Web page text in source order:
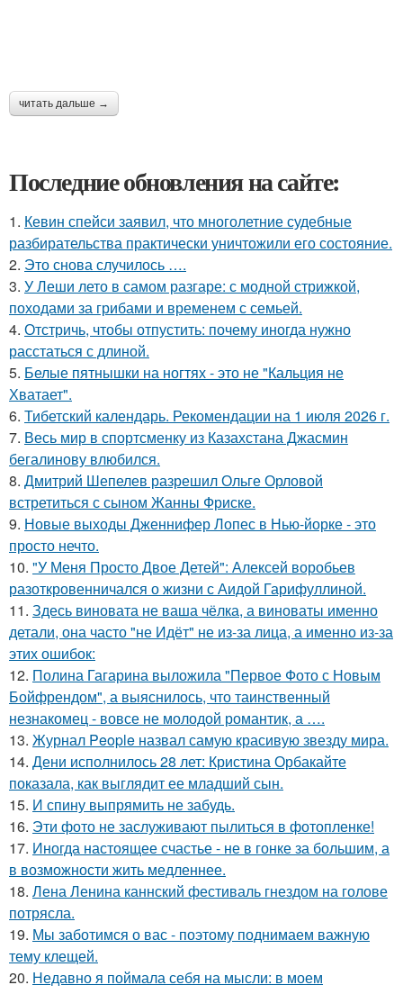
читать дальше →
Последние обновления на сайте:
1. Кевин спейси заявил, что многолетние судебные
разбирательства практически уничтожили его состояние.
2. Это снова случилось ….
3. У Леши лето в самом разгаре: с модной стрижкой,
походами за грибами и временем с семьей.
4. Отстричь, чтобы отпустить: почему иногда нужно
расстаться с длиной.
5. Белые пятнышки на ногтях - это не "Кальция не
Хватает".
6. Тибетский календарь. Рекомендации на 1 июля 2026 г.
7. Весь мир в спортсменку из Казахстана Джасмин
бегалинову влюбился.
8. Дмитрий Шепелев разрешил Ольге Орловой
встретиться с сыном Жанны Фриске.
9. Новые выходы Дженнифер Лопес в Нью-йорке - это
просто нечто.
10. "У Меня Просто Двое Детей": Алексей воробьев
разоткровенничался о жизни с Аидой Гарифуллиной.
11. Здесь виновата не ваша чёлка, а виноваты именно
детали, она часто "не Идёт" не из-за лица, а именно из-за
этих ошибок:
12. Полина Гагарина выложила "Первое Фото с Новым
Бойфрендом", а выяснилось, что таинственный
незнакомец - вовсе не молодой романтик, а ….
13. Журнал People назвал самую красивую звезду мира.
14. Дени исполнилось 28 лет: Кристина Орбакайте
показала, как выглядит ее младший сын.
15. И спину выпрямить не забудь.
16. Эти фото не заслуживают пылиться в фотопленке!
17. Иногда настоящее счастье - не в гонке за большим, а
в возможности жить медленнее.
18. Лена Ленина каннский фестиваль гнездом на голове
потрясла.
19. Мы заботимся о вас - поэтому поднимаем важную
тему клещей.
20. Недавно я поймала себя на мысли: в моем